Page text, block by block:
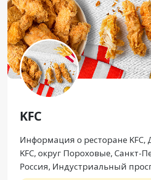
KFC
Информация о ресторане KFC,
KFC, округ Пороховые, Санкт-
Россия, Индустриальный